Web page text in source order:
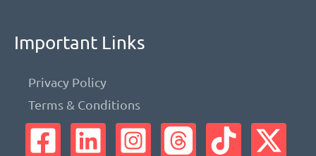
Important Links
Privacy Policy
Terms & Conditions